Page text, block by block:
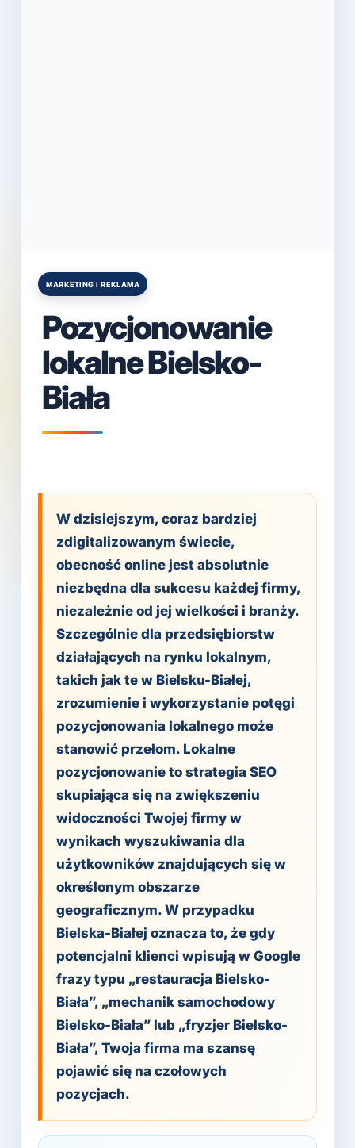
Posted
MARKETING I REKLAMA
Pozycjonowanie
lokalne Bielsko-
Biała
W dzisiejszym, coraz bardziej
zdigitalizowanym świecie,
obecność online jest absolutnie
niezbędna dla sukcesu każdej firmy,
niezależnie od jej wielkości i branży.
Szczególnie dla przedsiębiorstw
działających na rynku lokalnym,
takich jak te w Bielsku-Białej,
zrozumienie i wykorzystanie potęgi
pozycjonowania lokalnego może
stanowić przełom. Lokalne
pozycjonowanie to strategia SEO
skupiająca się na zwiększeniu
widoczności Twojej firmy w
wynikach wyszukiwania dla
użytkowników znajdujących się w
określonym obszarze
geograficznym. W przypadku
Bielska-Białej oznacza to, że gdy
potencjalni klienci wpisują w Google
frazy typu „restauracja Bielsko-
Biała”, „mechanik samochodowy
Bielsko-Biała” lub „fryzjer Bielsko-
Biała”, Twoja firma ma szansę
pojawić się na czołowych
pozycjach.